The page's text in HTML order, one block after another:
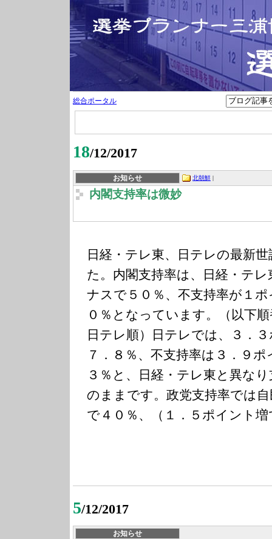
総合ポータル
18/12/2017
お知らせ 北朝鮮 |
内閣支持率は微妙
日経・テレ東、日テレの最新
た。内閣支持率は、日経・テ
ナスで５０％、不支持率が１
０％となっています。（以下
日テレ順）日テレでは、３．
７．８％、不支持率は３．９
３％と、日経・テレ東と異な
のままです。政党支持率では
で４０％、（１．５ポイント
5/12/2017
お知らせ